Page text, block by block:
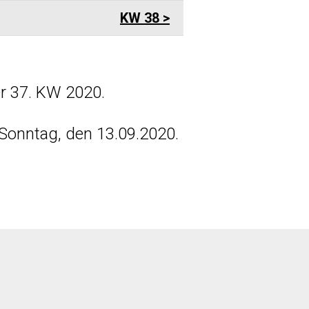
KW 38
37. KW 2020.
den 13.09.2020.